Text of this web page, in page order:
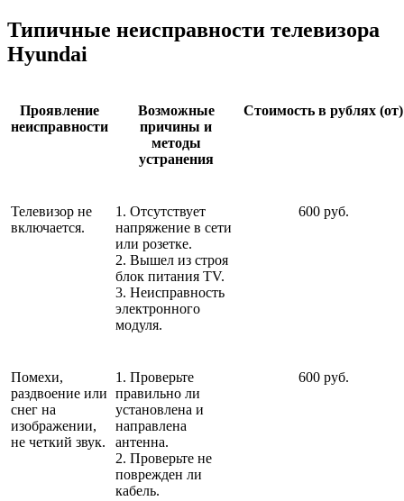
Типичные неисправности телевизора
Hyundai
Проявление
неисправности
Возможные
причины и
методы
устранения
Стоимость в рублях (от)
Телевизор не
включается.
1. Отсутствует
напряжение в сети
или розетке.
2. Вышел из строя
блок питания TV.
3. Неисправность
электронного
модуля.
600 руб.
Помехи,
раздвоение или
снег на
изображении,
не четкий звук.
1. Проверьте
правильно ли
установлена и
направлена
антенна.
2. Проверьте не
поврежден ли
кабель.
600 руб.